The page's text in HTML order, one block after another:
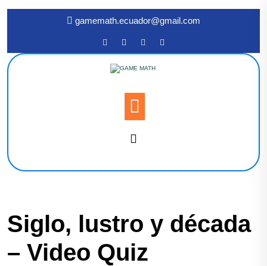
gamemath.ecuador@gmail.com
Siglo, lustro y década
– Video Quiz